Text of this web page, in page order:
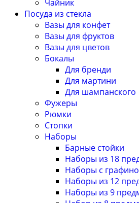
Чайник
Посуда из стекла
Вазы для конфет
Вазы для фруктов
Вазы для цветов
Бокалы
Для бренди
Для мартини
Для шампанского
Фужеры
Рюмки
Стопки
Наборы
Барные стойки
Наборы из 18
Наборы с
Наборы из 12
Наборы из 9